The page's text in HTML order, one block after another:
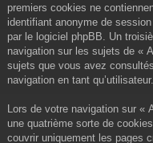
premiers cookies ne
identifiant anonyme de
par le logiciel phpBB. Un
navigation sur les sujets de «
sujets que vous avez
navigation en tant qu’utilisateur.
Lors de votre navigation sur «
une quatrième sorte de
couvrir uniquement les pages